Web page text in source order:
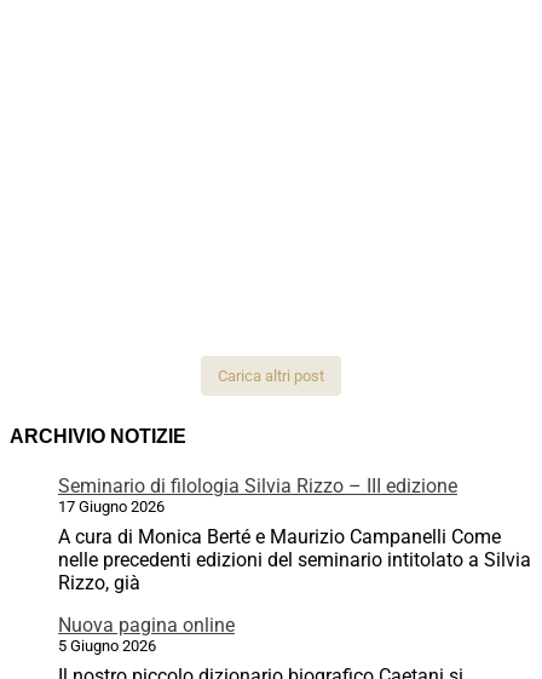
Carica altri post
ARCHIVIO NOTIZIE
Seminario di filologia Silvia Rizzo – III edizione
17 Giugno 2026
A cura di Monica Berté e Maurizio Campanelli Come
nelle precedenti edizioni del seminario intitolato a Silvia
Rizzo, già
Nuova pagina online
5 Giugno 2026